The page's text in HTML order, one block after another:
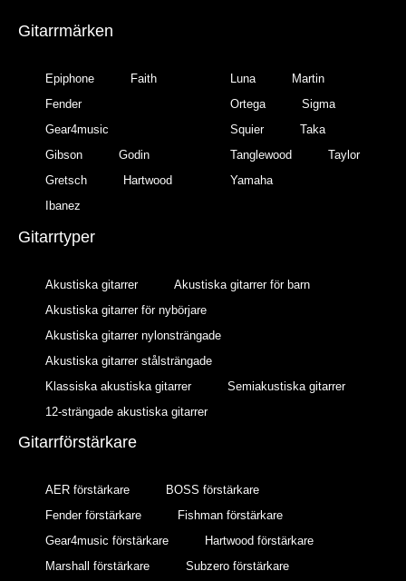
Gitarrmärken
Epiphone
Faith
Fender
Gear4music
Gibson
Godin
Gretsch
Hartwood
Ibanez
Luna
Martin
Ortega
Sigma
Squier
Taka
Tanglewood
Taylor
Yamaha
Gitarrtyper
Akustiska gitarrer
Akustiska gitarrer för barn
Akustiska gitarrer för nybörjare
Akustiska gitarrer nylonsträngade
Akustiska gitarrer stålsträngade
Klassiska akustiska gitarrer
Semiakustiska gitarrer
12-strängade akustiska gitarrer
Gitarrförstärkare
AER förstärkare
BOSS förstärkare
Fender förstärkare
Fishman förstärkare
Gear4music förstärkare
Hartwood förstärkare
Marshall förstärkare
Subzero förstärkare